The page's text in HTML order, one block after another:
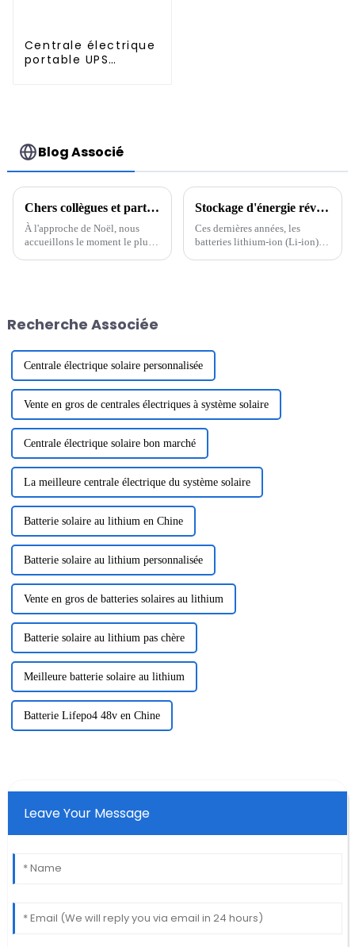
Centrale électrique
portable UPS
Blog Associé
Chers collègues et partenaires
À l'approche de Noël, nous
accueillons le moment le plus
tous...
Stockage d'énergie révolutionnaire : l'avenir des batteries lithium-ion
Ces dernières années, les
batteries lithium-ion (Li-ion)
Recherche Associée
Centrale électrique solaire personnalisée
Vente en gros de centrales électriques à système solaire
Centrale électrique solaire bon marché
La meilleure centrale électrique du système solaire
Batterie solaire au lithium en Chine
Batterie solaire au lithium personnalisée
Vente en gros de batteries solaires au lithium
Batterie solaire au lithium pas chère
Meilleure batterie solaire au lithium
Batterie Lifepo4 48v en Chine
Leave Your Message